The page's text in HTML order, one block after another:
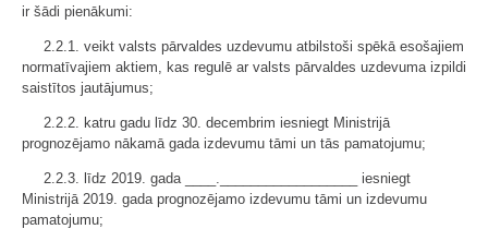
ir šādi pienākumi:
2.2.1. veikt valsts pārvaldes uzdevumu atbilstoši spēkā esošajiem
normatīvajiem aktiem, kas regulē ar valsts pārvaldes uzdevuma izpildi
saistītos jautājumus;
2.2.2. katru gadu līdz 30. decembrim iesniegt Ministrijā
prognozējamo nākamā gada izdevumu tāmi un tās pamatojumu;
2.2.3. līdz 2019. gada ____.__________________ iesniegt
Ministrijā 2019. gada prognozējamo izdevumu tāmi un izdevumu
pamatojumu;